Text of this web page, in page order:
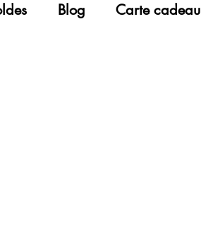
Blog Carte cadeau